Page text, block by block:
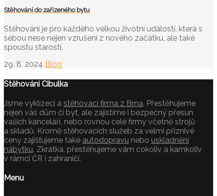
Stěhování do zařízeného bytu
Stěhování je pro každého velkou životní událostí, která s
sebou nese nejen vzrušení z nového začátku, ale také
spoustu starostí.
29. 8. 2024 Blog
Stěhování Cibulka
Jsme vyklízecí a stěhovací firma z Brna. Přestěhujeme
nejen váš dům či byt, ale zajistíme i bezpečný přesun
vašich kanceláří, nebo rovnou celé firmy včetně strojů
a skladů. Kromě stěhovacích služeb za velmi příznivé
ceny zajišťujeme také autodopravu nebo uskladnění
nábytku. Zkrátka, přestěhujeme vám cokoliv a kamkoliv
v rámci ČR i zahraničí.
Menu